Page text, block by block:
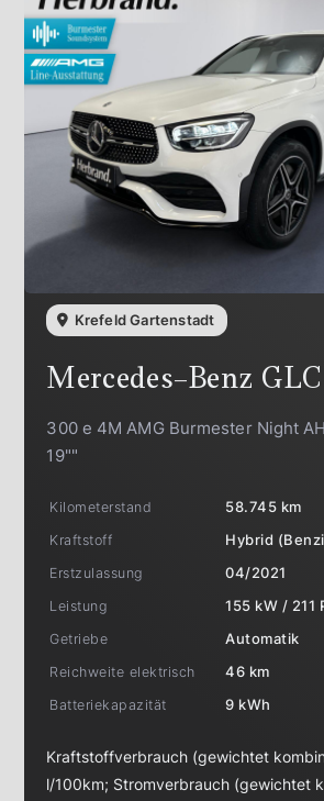
Krefeld Gartenstadt
Mercedes-Benz
300 e 4M AMG Burmester Night
19""
Kilometerstand
58.745 km
Kraftstoff
Hybrid
Erstzulassung
04/2021
Leistung
155 kW / 211
Getriebe
Automatik
Reichweite elektrisch
46 km
Batteriekapazität
9 kWh
Kraftstoffverbrauch (gewichtet
l/100km; Stromverbrauch (gewichtet